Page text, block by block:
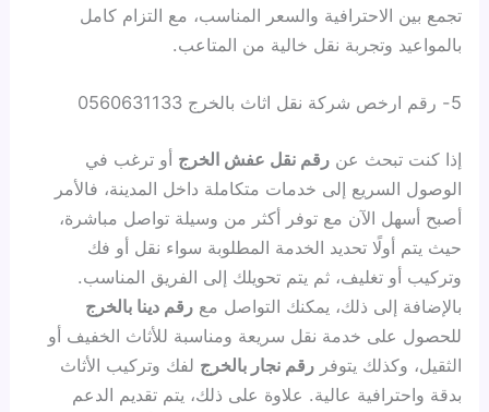
تجمع بين الاحترافية والسعر المناسب، مع التزام كامل
بالمواعيد وتجربة نقل خالية من المتاعب.
5- رقم ارخص شركة نقل اثاث بالخرج 0560631133
إذا كنت تبحث عنرقم نقل عفش الخرج أو ترغب في
الوصول السريع إلى خدمات متكاملة داخل المدينة، فالأمر
أصبح أسهل الآن مع توفر أكثر من وسيلة تواصل مباشرة،
حيث يتم أولًا تحديد الخدمة المطلوبة سواء نقل أو فك
وتركيب أو تغليف، ثم يتم تحويلك إلى الفريق المناسب.
بالإضافة إلى ذلك، يمكنك التواصل معرقم دينا بالخرج
للحصول على خدمة نقل سريعة ومناسبة للأثاث الخفيف أو
الثقيل، وكذلك يتوفررقم نجار بالخرج لفك وتركيب الأثاث
بدقة واحترافية عالية. علاوة على ذلك، يتم تقديم الدعم